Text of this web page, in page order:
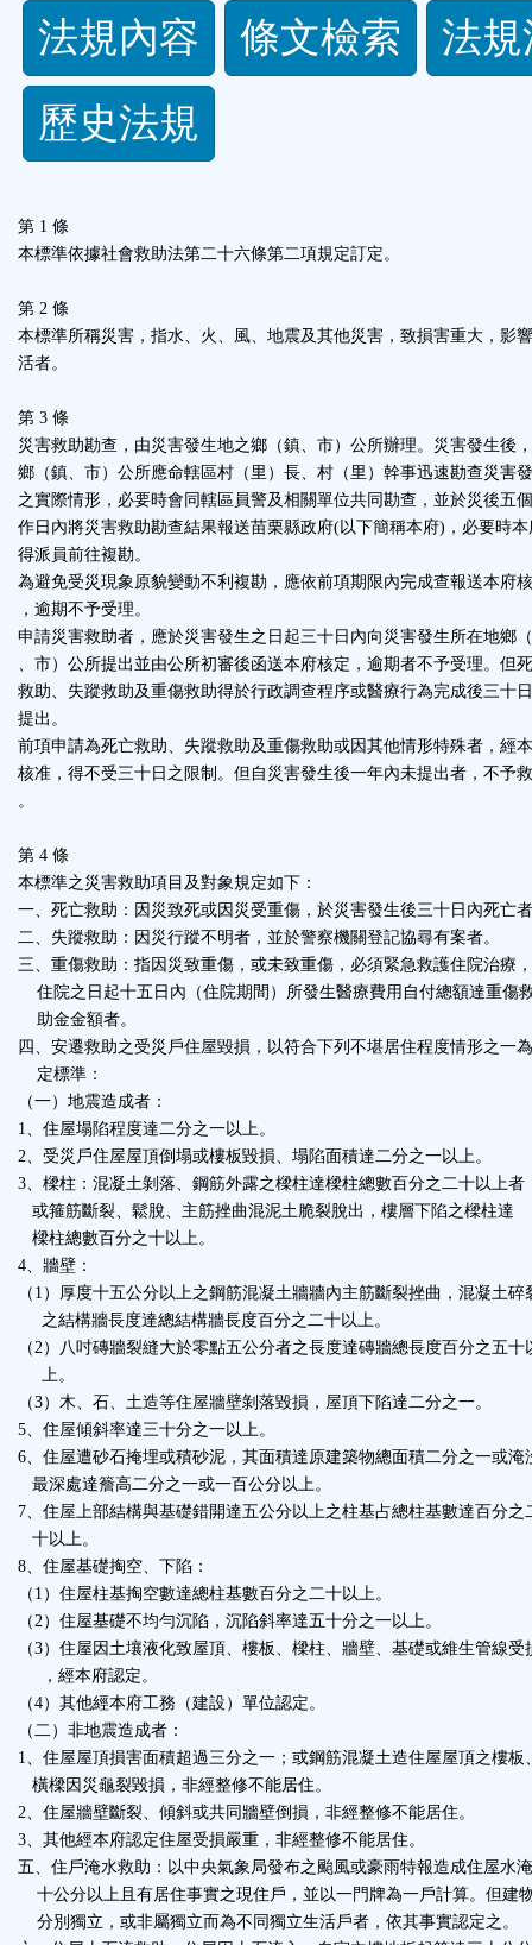
法
規
功
按
鈕
區
法規內容 條文檢索
法
歷史法規
第 1 條
本標準依據社會救助法第二十六條第二項規定訂定。
第 2 條
本標準所稱災害，指水、火、風、地震及其他災害，致損害重大，影
活者。
第 3 條
災害救助勘查，由災害發生地之鄉（鎮、市）公所辦理。災害發生後
鄉（鎮、市）公所應命轄區村（里）長、村（里）幹事迅速勘查災害
之實際情形，必要時會同轄區員警及相關單位共同勘查，並於災後五
作日內將災害救助勘查結果報送苗栗縣政府(以下簡稱本府)，必要時本
得派員前往複勘。
為避免受災現象原貌變動不利複勘，應依前項期限內完成查報送本府
，逾期不予受理。
申請災害救助者，應於災害發生之日起三十日內向災害發生所在地鄉
、市）公所提出並由公所初審後函送本府核定，逾期者不予受理。但
救助、失蹤救助及重傷救助得於行政調查程序或醫療行為完成後三十
提出。
前項申請為死亡救助、失蹤救助及重傷救助或因其他情形特殊者，經
核准，得不受三十日之限制。但自災害發生後一年內未提出者，不予
。
第 4 條
本標準之災害救助項目及對象規定如下：
一、死亡救助：因災致死或因災受重傷，於災害發生後三十日內死亡
二、失蹤救助：因災行蹤不明者，並於警察機關登記協尋有案者。
三、重傷救助：指因災致重傷，或未致重傷，必須緊急救護住院治療
住院之日起十五日內（住院期間）所發生醫療費用自付總額達重傷
助金金額者。
四、安遷救助之受災戶住屋毀損，以符合下列不堪居住程度情形之一
定標準：
（一）地震造成者：
1、住屋塌陷程度達二分之一以上。
2、受災戶住屋屋頂倒塌或樓板毀損、塌陷面積達二分之一以上。
3、樑柱：混凝土剝落、鋼筋外露之樑柱達樑柱總數百分之二十以上者
或箍筋斷裂、鬆脫、主筋挫曲混泥土脆裂脫出，樓層下陷之樑柱達
樑柱總數百分之十以上。
4、牆壁：
（1）厚度十五公分以上之鋼筋混凝土牆牆內主筋斷裂挫曲，混凝土碎
之結構牆長度達總結構牆長度百分之二十以上。
（2）八吋磚牆裂縫大於零點五公分者之長度達磚牆總長度百分之五十
上。
（3）木、石、土造等住屋牆壁剝落毀損，屋頂下陷達二分之一。
5、住屋傾斜率達三十分之一以上。
6、住屋遭砂石掩埋或積砂泥，其面積達原建築物總面積二分之一或淹
最深處達簷高二分之一或一百公分以上。
7、住屋上部結構與基礎錯開達五公分以上之柱基占總柱基數達百分之
十以上。
8、住屋基礎掏空、下陷：
（1）住屋柱基掏空數達總柱基數百分之二十以上。
（2）住屋基礎不均勻沉陷，沉陷斜率達五十分之一以上。
（3）住屋因土壤液化致屋頂、樓板、樑柱、牆壁、基礎或維生管線受
，經本府認定。
（4）其他經本府工務（建設）單位認定。
（二）非地震造成者：
1、住屋屋頂損害面積超過三分之一；或鋼筋混凝土造住屋屋頂之樓板
橫樑因災龜裂毀損，非經整修不能居住。
2、住屋牆壁斷裂、傾斜或共同牆壁倒損，非經整修不能居住。
3、其他經本府認定住屋受損嚴重，非經整修不能居住。
五、住戶淹水救助：以中央氣象局發布之颱風或豪雨特報造成住屋水
十公分以上且有居住事實之現住戶，並以一門牌為一戶計算。但建
分別獨立，或非屬獨立而為不同獨立生活戶者，依其事實認定之。